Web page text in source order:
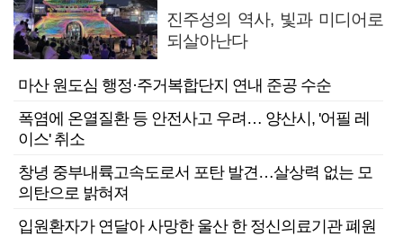
진주성의 역사, 빛과 미디어로
되살아난다
마산 원도심 행정·주거복합단지 연내 준공 수순
폭염에 온열질환 등 안전사고 우려… 양산시, '어필 레
이스' 취소
창녕 중부내륙고속도로서 포탄 발견…살상력 없는 모
의탄으로 밝혀져
입원환자가 연달아 사망한 울산 한 정신의료기관 폐원